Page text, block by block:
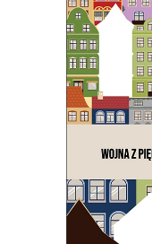
WOJNA
O
Czy